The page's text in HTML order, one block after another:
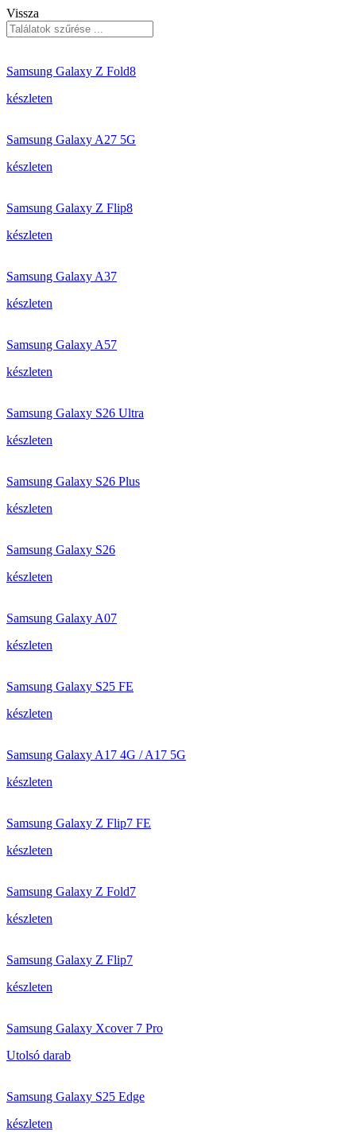
Vissza
Samsung Galaxy Z Fold8
készleten
Samsung Galaxy A27 5G
készleten
Samsung Galaxy Z Flip8
készleten
Samsung Galaxy A37
készleten
Samsung Galaxy A57
készleten
Samsung Galaxy S26 Ultra
készleten
Samsung Galaxy S26 Plus
készleten
Samsung Galaxy S26
készleten
Samsung Galaxy A07
készleten
Samsung Galaxy S25 FE
készleten
Samsung Galaxy A17 4G / A17 5G
készleten
Samsung Galaxy Z Flip7 FE
készleten
Samsung Galaxy Z Fold7
készleten
Samsung Galaxy Z Flip7
készleten
Samsung Galaxy Xcover 7 Pro
Utolsó darab
Samsung Galaxy S25 Edge
készleten